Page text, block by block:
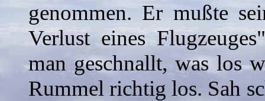
genommen. Er mußte
Verlust eines
man geschnallt, was los
Rummel richtig los. Sah